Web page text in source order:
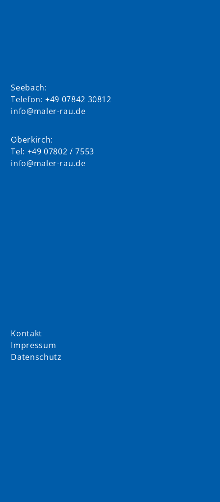
Seebach:
Telefon: +49 07842 30812
info@maler-rau.de
Oberkirch:
Tel: +49 07802 / 7553
info@maler-rau.de
Kontakt
Impressum
Datenschutz